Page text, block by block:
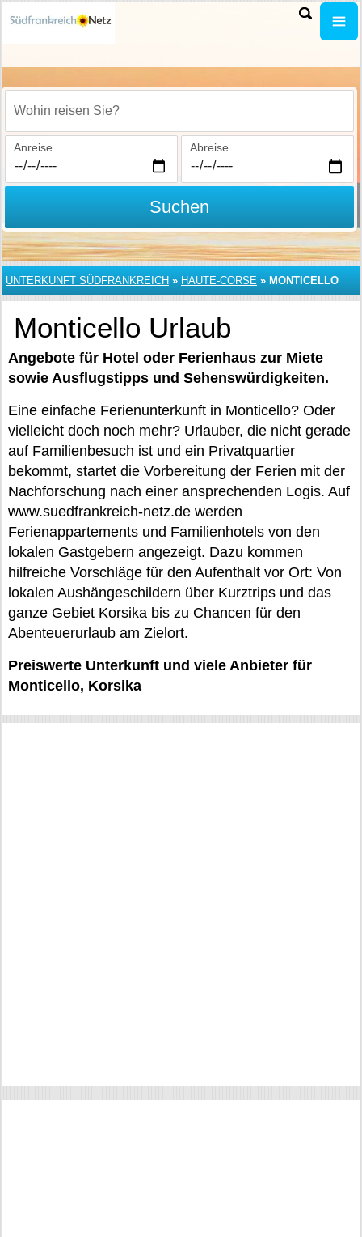
Wohin reisen Sie?
Anreise Abreise
Suchen
UNTERKUNFT SÜDFRANKREICH » HAUTE-CORSE » MONTICELLO
Monticello Urlaub
Angebote für Hotel oder Ferienhaus zur Miete
sowie Ausflugstipps und Sehenswürdigkeiten.
Eine einfache Ferienunterkunft in Monticello? Oder
vielleicht doch noch mehr? Urlauber, die nicht gerade
auf Familienbesuch ist und ein Privatquartier
bekommt, startet die Vorbereitung der Ferien mit der
Nachforschung nach einer ansprechenden Logis. Auf
www.suedfrankreich-netz.de werden
Ferienappartements und Familienhotels von den
lokalen Gastgebern angezeigt. Dazu kommen
hilfreiche Vorschläge für den Aufenthalt vor Ort: Von
lokalen Aushängeschildern über Kurztrips und das
ganze Gebiet Korsika bis zu Chancen für den
Abenteuerurlaub am Zielort.
Preiswerte Unterkunft und viele Anbieter für
Monticello, Korsika